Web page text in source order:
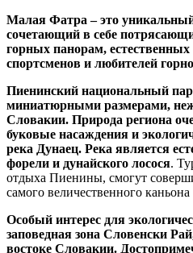
Малая Фатра – это
сочетающий в себе
горных панорам,
спортсменов и любителей
Пиенинский национальный
миниатюрными размерами,
Словакии. Природа региона
буковые насаждения и
река Дунаец. Река является
форели и дунайского лосося.
отдыха Пиенины, смогут
самого величественного
Особый интерес для
заповедная зона Словенски
востоке Словакии.